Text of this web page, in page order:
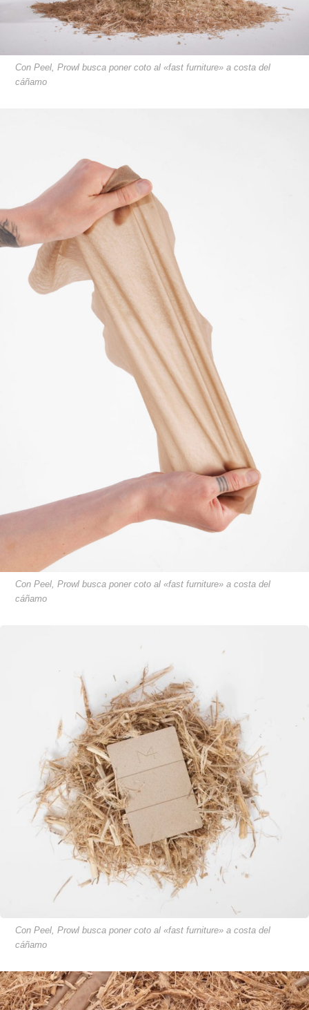
Con Peel, Prowl busca poner coto al «fast furniture» a costa del
cáñamo
Con Peel, Prowl busca poner coto al «fast furniture» a costa del
cáñamo
Con Peel, Prowl busca poner coto al «fast furniture» a costa del
cáñamo